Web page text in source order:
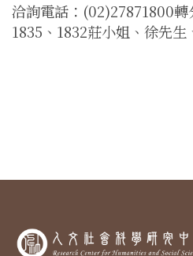
洽詢電話：(02)27871800轉
1835、1832莊小姐、徐先生